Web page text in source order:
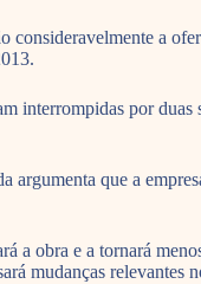
consideravelmente a
interrompidas por
que a
a obra e a tornará
mudanças relevantes